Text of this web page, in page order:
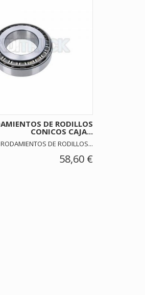
DE RODILLOS
CONICOS CAJA...
RODAMIENTOS DE RODILLOS...
58,60 €